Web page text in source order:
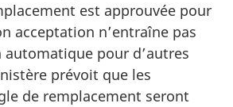
est approuvée pour
acceptation n’entraîne pas
pour d’autres
prévoit que les
de remplacement seront